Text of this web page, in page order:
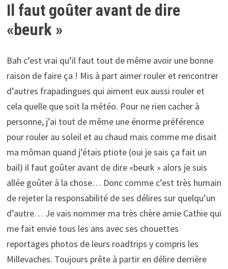
Il faut goûter avant de dire
«beurk »
Bah c’est vrai qu’il faut tout de même avoir une bonne
raison de faire ça ! Mis à part aimer rouler et rencontrer
d’autres frapadingues qui aiment eux aussi rouler et
cela quelle que soit la météo. Pour ne rien cacher à
personne, j’ai tout de même une énorme préférence
pour rouler au soleil et au chaud mais comme me disait
ma môman quand j’étais ptiote (oui je sais ça fait un
bail) il faut goûter avant de dire «beurk » alors je suis
allée goûter à la chose… Donc comme c’est très humain
de rejeter la responsabilité de ses délires sur quelqu’un
d’autre… Je vais nommer ma très chère amie Cathie qui
me fait envie tous les ans avec ses chouettes
reportages photos de leurs roadtrips y compris les
Millevaches. Toujours prête à partir en délire derrière